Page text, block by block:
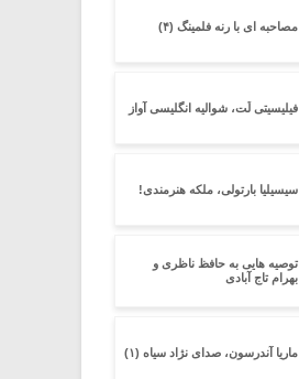
مصاحبه ای با رنه فلمینگ (۴)
فیلیسیتی لُت، شوالیه انگلیسی آواز
سیسیلیا بارتولی، ملکه هنرمندی!
توصیه هایی به حافظ ناظری و
بهرام تاج آبادی
ماریا آندرسون، صدای نژاد سیاه (۱)